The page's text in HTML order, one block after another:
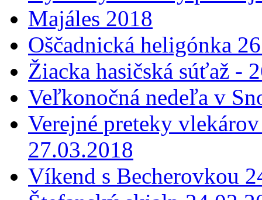
Majáles 2018
Oščadnická heligónka
Žiacka hasičská súťaž -
Veľkonočná nedeľa v
Verejné preteky
27.03.2018
Víkend s Becherovkou